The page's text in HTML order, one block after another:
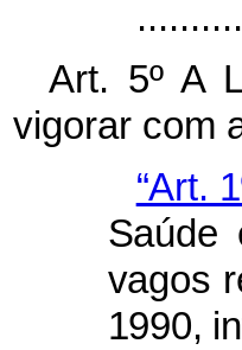
Art. 5º A
vigorar com
“Art.
Saúde
vagos
1990,